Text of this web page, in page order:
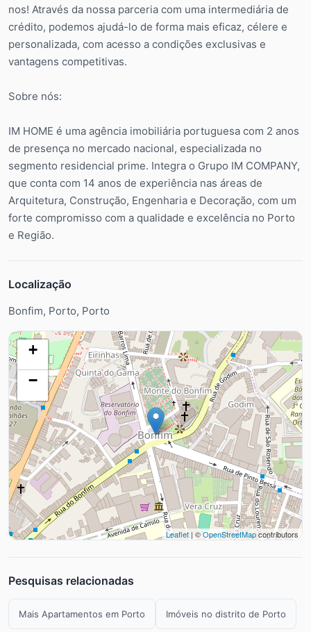
nos! Através da nossa parceria com uma intermediária de
crédito, podemos ajudá-lo de forma mais eficaz, célere e
personalizada, com acesso a condições exclusivas e
vantagens competitivas.
Sobre nós:
IM HOME é uma agência imobiliária portuguesa com 2 anos
de presença no mercado nacional, especializada no
segmento residencial prime. Integra o Grupo IM COMPANY,
que conta com 14 anos de experiência nas áreas de
Arquitetura, Construção, Engenharia e Decoração, com um
forte compromisso com a qualidade e excelência no Porto
e Região.
Localização
Bonfim, Porto, Porto
+
−
Leaflet | ©OpenStreetMapcontributors
Pesquisas relacionadas
Mais Apartamentos em Porto Imóveis no distrito de Porto